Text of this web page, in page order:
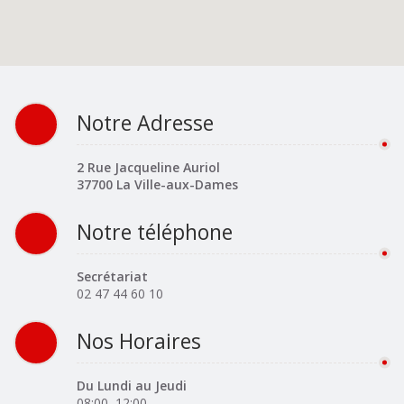
Notre Adresse
2 Rue Jacqueline Auriol
37700 La Ville-aux-Dames
Notre téléphone
Secrétariat
02 47 44 60 10
Nos Horaires
Du Lundi au Jeudi